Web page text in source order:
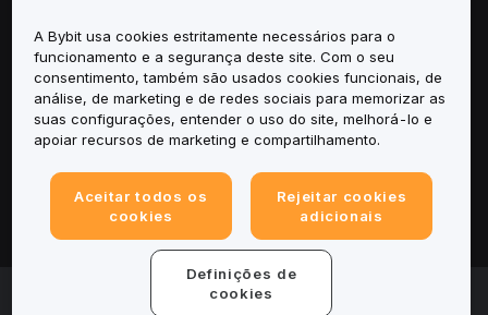
Serviços
Suporte
© 2025-2026 Bybit.eu. All rights reserved.
A Bybit usa cookies estritamente necessários para o
funcionamento e a segurança deste site. Com o seu
consentimento, também são usados cookies funcionais, de
análise, de marketing e de redes sociais para memorizar as
suas configurações, entender o uso do site, melhorá-lo e
apoiar recursos de marketing e compartilhamento.
Aceitar todos os
cookies
Rejeitar cookies
adicionais
Definições de
cookies